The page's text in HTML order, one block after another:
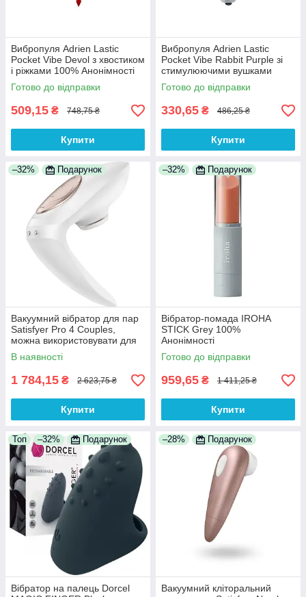
Вибропуля Adrien Lastic
Pocket Vibe Devol з хвостиком
і ріжками 100% Анонімності
Готово до відправки
509,15 ₴ 748,75 ₴
Купити
Вибропуля Adrien Lastic
Pocket Vibe Rabbit Purple зі
стимулюючими вушками
100% Анонімності
Готово до відправки
330,65 ₴ 486,25 ₴
Купити
–32% Подарунок
Вакуумний вібратор для пар
Satisfyer Pro 4 Couples,
можна використовувати для
сексу у парі 100%
Анонімності
В наявності
1 784,15 ₴ 2 623,75 ₴
Купити
–32% Подарунок
Вібратор-помада IROHA
STICK Grey 100%
Анонімності
Готово до відправки
959,65 ₴ 1 411,25 ₴
Купити
Топ –32% Подарунок
Вібратор на палець Dorcel
–28% Подарунок
Вакуумний кліторальний